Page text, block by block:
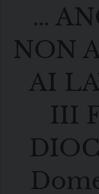
…
NON
AI
III